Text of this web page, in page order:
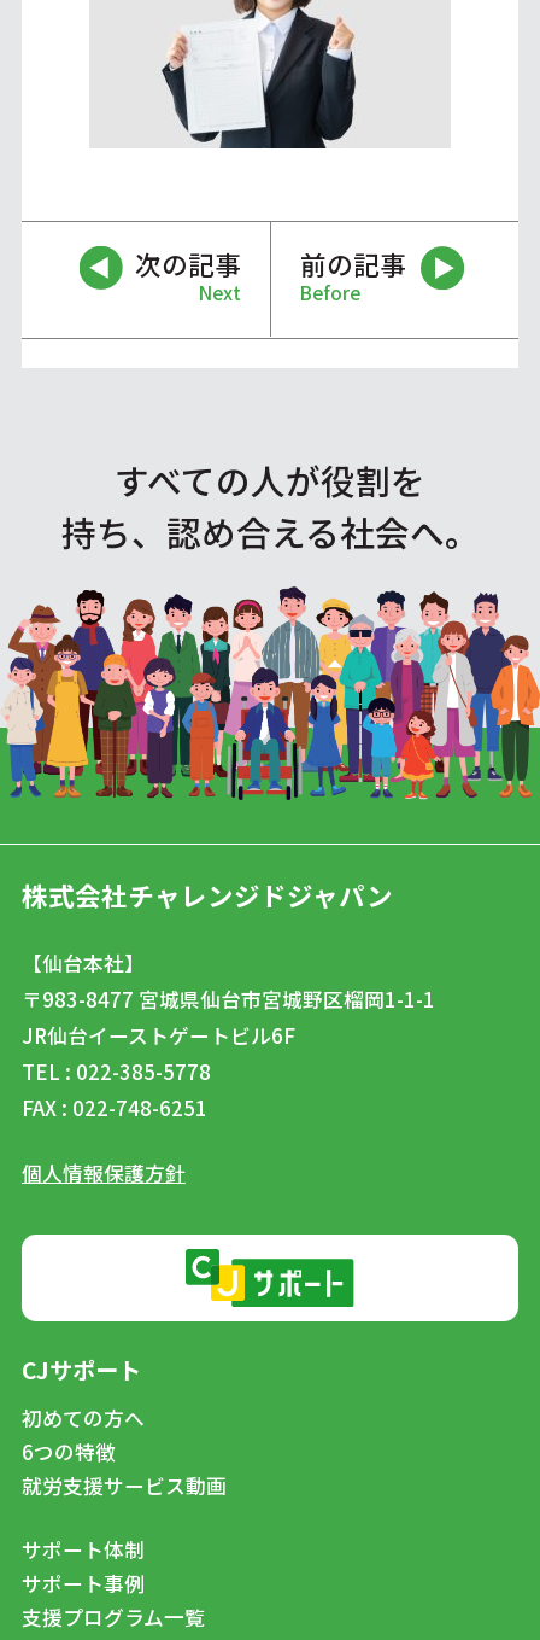
次の記事
Next
前の記事
Before
すべての人が役割を
持ち、認め合える社会へ。
株式会社チャレンジドジャパン
【仙台本社】
〒983-8477 宮城県仙台市宮城野区榴岡1-1-1
JR仙台イーストゲートビル6F
TEL : 022-385-5778
FAX : 022-748-6251
個人情報保護方針
CJサポート
初めての方へ
6つの特徴
就労支援サービス動画
サポート体制
サポート事例
支援プログラム一覧